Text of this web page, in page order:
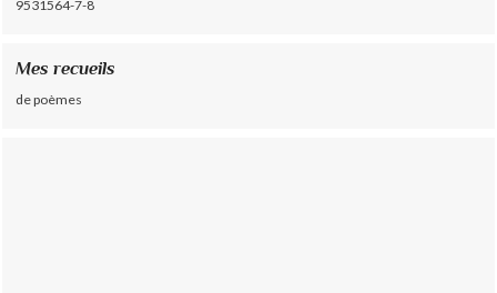
9531564-7-8
Mes recueils
de poèmes